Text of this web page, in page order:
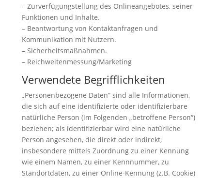
– Zurverfügungstellung des Onlineangebotes, seiner
Funktionen und Inhalte.
– Beantwortung von Kontaktanfragen und
Kommunikation mit Nutzern.
– Sicherheitsmaßnahmen.
– Reichweitenmessung/Marketing
Verwendete Begrifflichkeiten
„Personenbezogene Daten“ sind alle Informationen,
die sich auf eine identifizierte oder identifizierbare
natürliche Person (im Folgenden „betroffene Person“)
beziehen; als identifizierbar wird eine natürliche
Person angesehen, die direkt oder indirekt,
insbesondere mittels Zuordnung zu einer Kennung
wie einem Namen, zu einer Kennnummer, zu
Standortdaten, zu einer Online-Kennung (z.B. Cookie)